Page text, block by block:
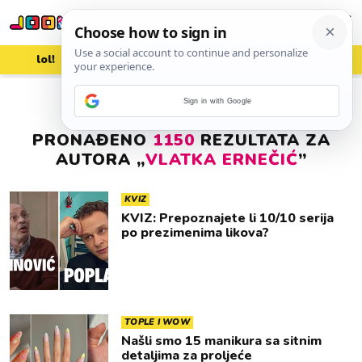
lol! aww vrh! woot?!
PRONAĐENO 1150 REZULTATA ZA
AUTORA „VLATKA ERNEČIĆ”
KVIZ
KVIZ: Prepoznajete li 10/10 serija
po prezimenima likova?
TOPLE I WOW
Našli smo 15 manikura sa sitnim
detaljima za proljeće
Sign in with Google